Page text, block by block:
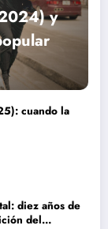
y
cuando la
diez años de
del